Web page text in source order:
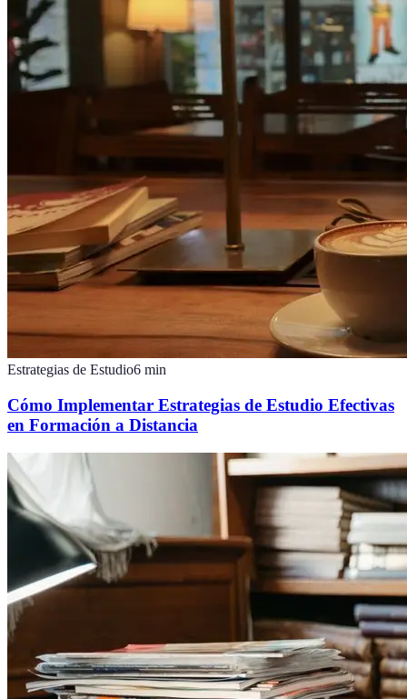
Estrategias de Estudio6 min
Cómo Implementar Estrategias de Estudio Efectivas
en Formación a Distancia